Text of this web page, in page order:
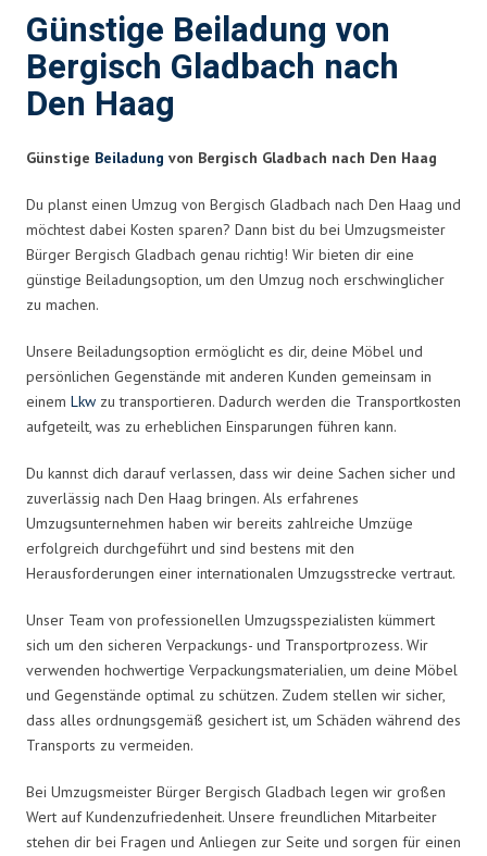
Günstige Beiladung von
Bergisch Gladbach nach
Den Haag
Günstige Beiladung von Bergisch Gladbach nach Den Haag
Du planst einen Umzug von Bergisch Gladbach nach Den Haag und
möchtest dabei Kosten sparen? Dann bist du bei Umzugsmeister
Bürger Bergisch Gladbach genau richtig! Wir bieten dir eine
günstige Beiladungsoption, um den Umzug noch erschwinglicher
zu machen.
Unsere Beiladungsoption ermöglicht es dir, deine Möbel und
persönlichen Gegenstände mit anderen Kunden gemeinsam in
einem Lkw zu transportieren. Dadurch werden die Transportkosten
aufgeteilt, was zu erheblichen Einsparungen führen kann.
Du kannst dich darauf verlassen, dass wir deine Sachen sicher und
zuverlässig nach Den Haag bringen. Als erfahrenes
Umzugsunternehmen haben wir bereits zahlreiche Umzüge
erfolgreich durchgeführt und sind bestens mit den
Herausforderungen einer internationalen Umzugsstrecke vertraut.
Unser Team von professionellen Umzugsspezialisten kümmert
sich um den sicheren Verpackungs- und Transportprozess. Wir
verwenden hochwertige Verpackungsmaterialien, um deine Möbel
und Gegenstände optimal zu schützen. Zudem stellen wir sicher,
dass alles ordnungsgemäß gesichert ist, um Schäden während des
Transports zu vermeiden.
Bei Umzugsmeister Bürger Bergisch Gladbach legen wir großen
Wert auf Kundenzufriedenheit. Unsere freundlichen Mitarbeiter
stehen dir bei Fragen und Anliegen zur Seite und sorgen für einen